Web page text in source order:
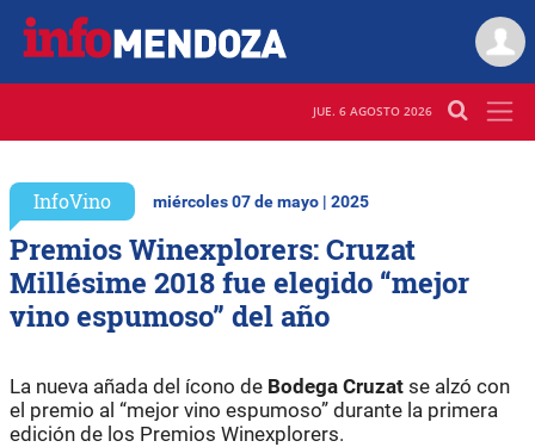
JUE. 6 AGOSTO 2026
InfoVino miércoles 07 de mayo | 2025
Premios Winexplorers: Cruzat
Millésime 2018 fue elegido “mejor
vino espumoso” del año
La nueva añada del ícono de Bodega Cruzat se alzó con
el premio al “mejor vino espumoso” durante la primera
edición de los Premios Winexplorers.